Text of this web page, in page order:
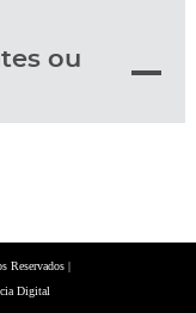
ou
Reservados |
Digital